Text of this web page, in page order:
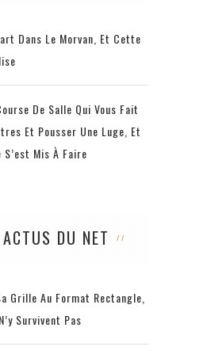
Dans Le Morvan, Et Cette
De Salle Qui Vous Fait
Et Pousser Une Luge, Et
S’est Mis À Faire
DU NET
Grille Au Format Rectangle,
Survivent Pas